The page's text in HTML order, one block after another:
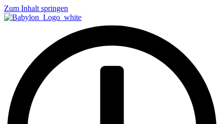
Zum Inhalt springen